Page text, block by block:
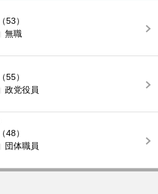
（53）
無職
（55）
政党役員
（48）
団体職員